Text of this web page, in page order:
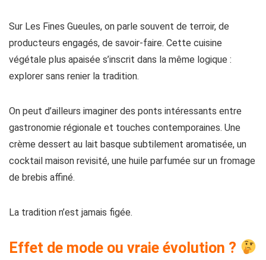
Sur Les Fines Gueules, on parle souvent de terroir, de
producteurs engagés, de savoir-faire. Cette cuisine
végétale plus apaisée s’inscrit dans la même logique :
explorer sans renier la tradition.
On peut d’ailleurs imaginer des ponts intéressants entre
gastronomie régionale et touches contemporaines. Une
crème dessert au lait basque subtilement aromatisée, un
cocktail maison revisité, une huile parfumée sur un fromage
de brebis affiné.
La tradition n’est jamais figée.
Effet de mode ou vraie évolution ?